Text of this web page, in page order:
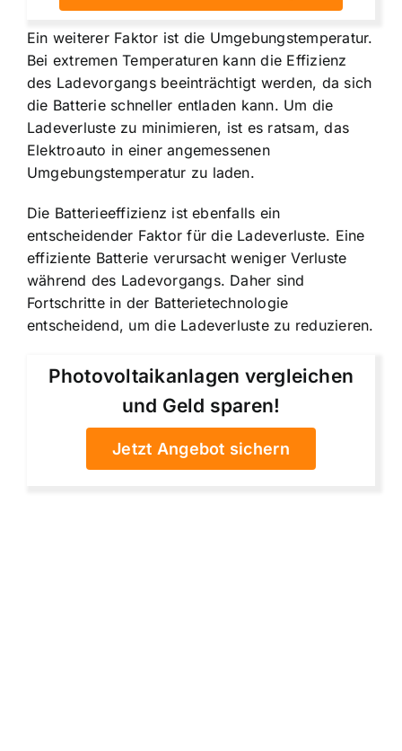
Ein weiterer Faktor ist die Umgebungstemperatur.
Bei extremen Temperaturen kann die Effizienz
des Ladevorgangs beeinträchtigt werden, da sich
die Batterie schneller entladen kann. Um die
Ladeverluste zu minimieren, ist es ratsam, das
Elektroauto in einer angemessenen
Umgebungstemperatur zu laden.
Die Batterieeffizienz ist ebenfalls ein
entscheidender Faktor für die Ladeverluste. Eine
effiziente Batterie verursacht weniger Verluste
während des Ladevorgangs. Daher sind
Fortschritte in der Batterietechnologie
entscheidend, um die Ladeverluste zu reduzieren.
Photovoltaikanlagen vergleichen
und Geld sparen!
Jetzt Angebot sichern